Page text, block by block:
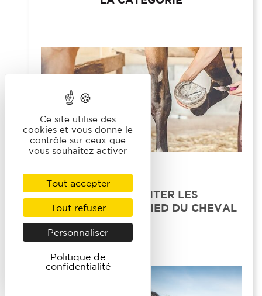
CONNAITRE ET TRAITER LES
PATHOLOGIES DU PIED DU CHEVAL
LIRE LA SUITE
Ce site utilise des
cookies et vous donne le
contrôle sur ceux que
vous souhaitez activer
Tout accepter
Tout refuser
Personnaliser
Politique de
confidentialité